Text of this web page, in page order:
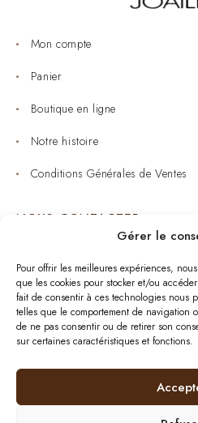
Gérer le
Pour offrir les meilleures expériences,
que les cookies pour stocker et/ou
fait de consentir à ces technologies nous
telles que le comportement de navigation
de ne pas consentir ou de retirer son
sur certaines caractéristiques et fonctions.
Mon compte
Panier
Boutique en ligne
Notre histoire
Conditions Générales de Ventes
NOUS CONTACTER
Bijouterie : 05 53 53 64 11
Mardi au Samedi: 09:00 -
bijouterie.lavergne@orange.fr